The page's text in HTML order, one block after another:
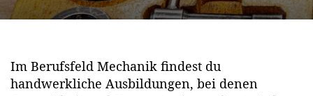
Im Berufsfeld Mechanik findest du
handwerkliche Ausbildungen, bei denen